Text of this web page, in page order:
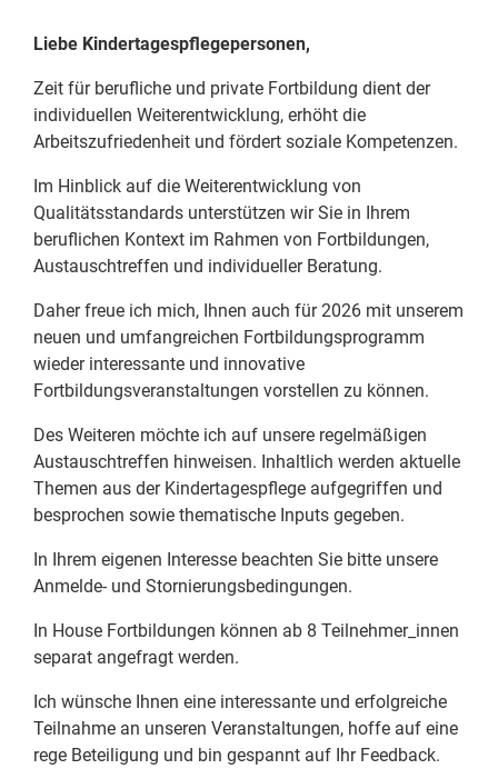
Liebe Kindertagespflegepersonen,
Zeit für berufliche und private Fortbildung dient der
individuellen Weiterentwicklung, erhöht die
Arbeitszufriedenheit und fördert soziale Kompetenzen.
Im Hinblick auf die Weiterentwicklung von
Qualitätsstandards unterstützen wir Sie in Ihrem
beruflichen Kontext im Rahmen von Fortbildungen,
Austauschtreffen und individueller Beratung.
Daher freue ich mich, Ihnen auch für 2026 mit unserem
neuen und umfangreichen Fortbildungsprogramm
wieder interessante und innovative
Fortbildungsveranstaltungen vorstellen zu können.
Des Weiteren möchte ich auf unsere regelmäßigen
Austauschtreffen hinweisen. Inhaltlich werden aktuelle
Themen aus der Kindertagespflege aufgegriffen und
besprochen sowie thematische Inputs gegeben.
In Ihrem eigenen Interesse beachten Sie bitte unsere
Anmelde- und Stornierungsbedingungen.
In House Fortbildungen können ab 8 Teilnehmer_innen
separat angefragt werden.
Ich wünsche Ihnen eine interessante und erfolgreiche
Teilnahme an unseren Veranstaltungen, hoffe auf eine
rege Beteiligung und bin gespannt auf Ihr Feedback.